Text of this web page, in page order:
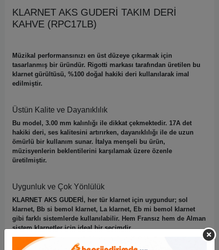
KLARNET AKS GUDERİ TAKIM DERİ
KAHVE (RPC17LB)
Müzikal performansınızı en üst düzeye çıkarmak için
tasarlanmış bir üründür. Rigotti markası tarafından üretilen bu
klarnet gürültüsü, %100 doğal hakiki deri kullanılarak imal
edilmiştir.
Üstün Kalite ve Dayanıklılık
Bu model, 3.00 mm kalınlığı ile dikkat çekmektedir. 17A det
hakiki deri, ses kalitesini artırırken, dayanıklılığı ile de uzun
ömürlü bir kullanım sunar. İtalya menşeli bu ürün,
müzisyenlerin beklentilerini karşılamak üzere özenle
üretilmiştir.
Uygunluk ve Çok Yönlülük
KLARNET AKS GUDERİ, her tür klarnet için uygundur; sol
klarnet, Bb si bemol klarnet, La klarnet, Eb mi bemol klarnet
gibi farklı sistemlerde kullanılabilir. Hem Fransız hem de Alman
sistem klarnetler için ideal bir seçimdir.